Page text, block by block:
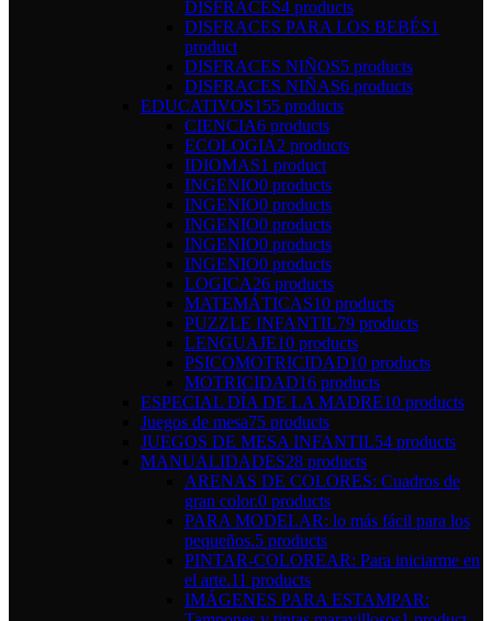
DISFRACES4 products
DISFRACES PARA LOS BEBÉS1
product
DISFRACES NIÑOS5 products
DISFRACES NIÑAS6 products
EDUCATIVOS155 products
CIENCIA6 products
ECOLOGIA2 products
IDIOMAS1 product
INGENIO0 products
INGENIO0 products
INGENIO0 products
INGENIO0 products
INGENIO0 products
LOGICA26 products
MATEMÁTICAS10 products
PUZZLE INFANTIL79 products
LENGUAJE10 products
PSICOMOTRICIDAD10 products
MOTRICIDAD16 products
ESPECIAL DÍA DE LA MADRE10 products
Juegos de mesa75 products
JUEGOS DE MESA INFANTIL54 products
MANUALIDADES28 products
ARENAS DE COLORES: Cuadros de
gran color.0 products
PARA MODELAR: lo más fácil para los
pequeños.5 products
PINTAR-COLOREAR: Para iniciarme en
el arte.11 products
IMÁGENES PARA ESTAMPAR: